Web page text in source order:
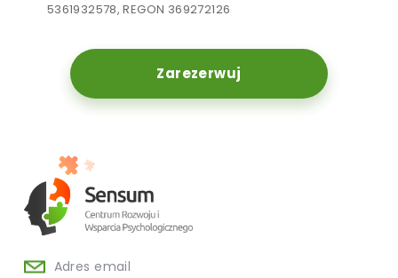
5361932578, REGON 369272126
Zarezerwuj
Adres email